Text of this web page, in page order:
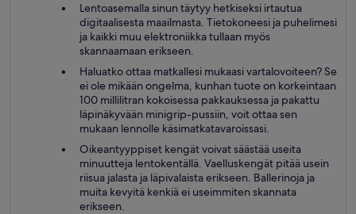
Lentoasemalla sinun täytyy hetkiseksi irtautua
digitaalisesta maailmasta. Tietokoneesi ja puhelimesi
ja kaikki muu elektroniikka tullaan myös
skannaamaan erikseen.
Haluatko ottaa matkallesi mukaasi vartalovoiteen? Se
ei ole mikään ongelma, kunhan tuote on korkeintaan
100 millilitran kokoisessa pakkauksessa ja pakattu
läpinäkyvään minigrip-pussiin, voit ottaa sen
mukaan lennolle käsimatkatavaroissasi.
Oikeantyyppiset kengät voivat säästää useita
minuutteja lentokentällä. Vaelluskengät pitää usein
riisua jalasta ja läpivalaista erikseen. Ballerinoja ja
muita kevyitä kenkiä ei useimmiten skannata
erikseen.